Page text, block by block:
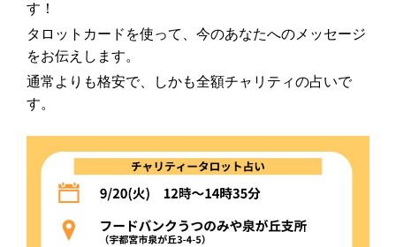
す！
タロットカードを使って、今のあなたへのメッセージ
をお伝えします。
通常よりも格安で、しかも全額チャリティの占いで
す。